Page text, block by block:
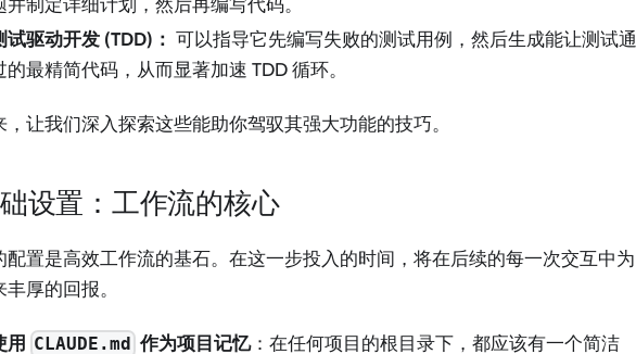
并制定详细计划，然后再编写代码。
试驱动开发 (TDD)： 可以指导它先编写失败的测试用例，然后生成能让测试通
的最精简代码，从而显著加速 TDD 循环。
，让我们深入探索这些能助你驾驭其强大功能的技巧。
础设置：工作流的核心
配置是高效工作流的基石。在这一步投入的时间，将在后续的每一次交互中为
厚的回报。
用 CLAUDE.md 作为项目记忆：在任何项目的根目录下，都应该有一个简洁